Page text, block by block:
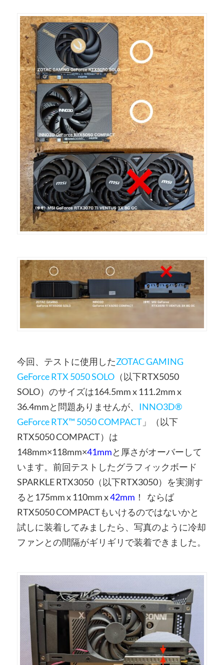
今回、テストに使用したZOTAC GAMING
GeForce RTX 5050 SOLO（以下RTX5050
SOLO）のサイズは164.5mm x 111.2mm x
36.4mmと問題ありませんが、 INNO3D®
GeForce RTX™ 5050 COMPACT」（以下
RTX5050 COMPACT）は
148mm×118mm×41mmと厚さがオーバーして
います。 前回テストしたグラフィックボード
SPARKLE RTX3050（以下RTX3050）を実測す
ると175mm x 110mm x42mm ！ ならば
RTX5050 COMPACTもいけるのではないかと
試しに装着してみましたら、写真のように冷却
ファンとの間隔がギリギリで装着できました。